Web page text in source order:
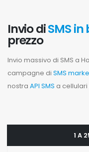
Invio diSMS
prezzo
Invio massivo di SMS a
campagne di SMS
nostra API SMS a cellulari
1 A